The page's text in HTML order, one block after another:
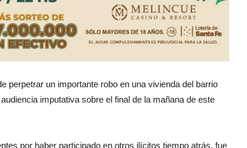
perpetrar un importante robo en una vivienda del barrio
imputativa sobre el final de la mañana de este
por haber participado en otros ilícitos tiempo atrás, fue